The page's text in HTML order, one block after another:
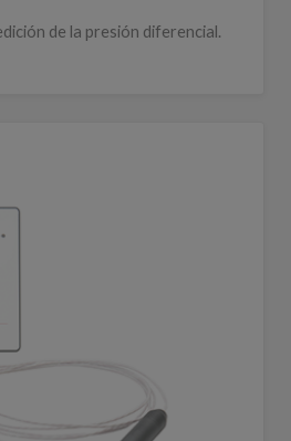
de la presión diferencial.​